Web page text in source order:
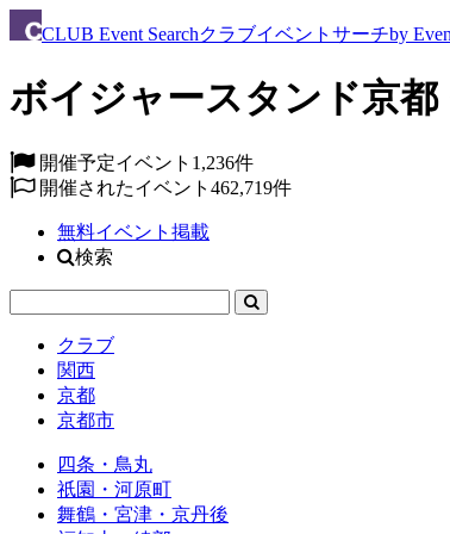
CLUB Event Searchクラブイベントサーチby
ボイジャースタンド京
開催予定イベント 1,236件
開催されたイベント 462,719件
無料イベント掲載
検索
クラブ
関西
京都
京都市
四条・鳥丸
祇園・河原町
舞鶴・宮津・京丹後